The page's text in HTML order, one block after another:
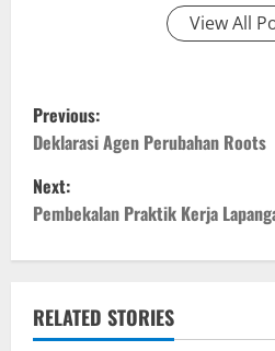
View All
P
o
s
a
Previous:
Deklarasi Agen Perubahan Roots
Next:
Pembekalan Praktik Kerja
RELATED STORIES